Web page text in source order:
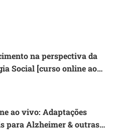
na perspectiva da
Social [curso online ao
ao vivo: Adaptações
para Alzheimer & outras